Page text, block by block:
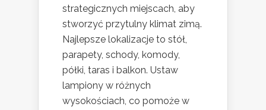
strategicznych miejscach, aby
stworzyć przytulny klimat zimą.
Najlepsze lokalizacje to stół,
parapety, schody, komody,
półki, taras i balkon. Ustaw
lampiony w różnych
wysokościach, co pomoże w